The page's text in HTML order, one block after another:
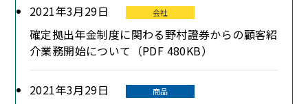
2021年3月29日 会社
確定拠出年金制度に関わる野村證券からの顧客紹
介業務開始について（PDF 480KB）
2021年3月29日 商品